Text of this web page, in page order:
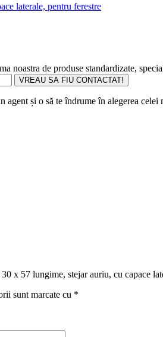
laterale, pentru ferestre
noastra de produse standardizate,
VREAU SA FIU CONTACTAT!
și o să te îndrume în alegerea celei
x 57 lungime, stejar auriu, cu capace
sunt marcate cu *